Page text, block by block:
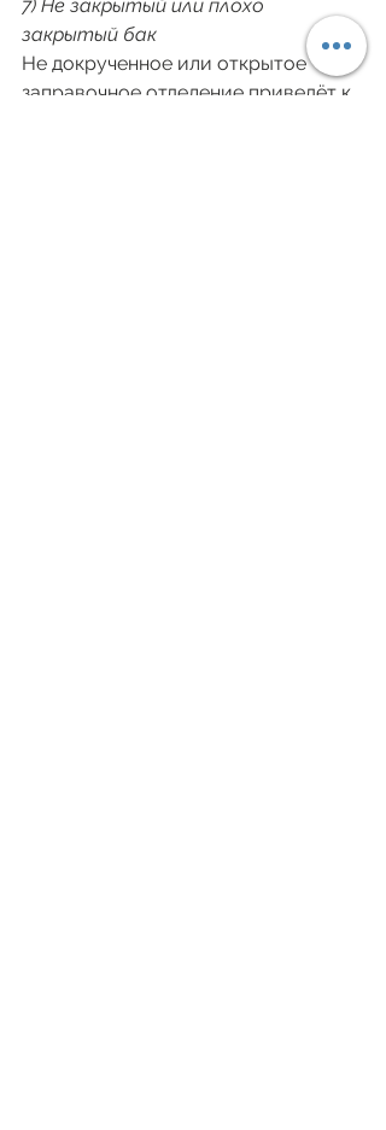
7) Не закрытый или плохо
закрытый бак
Не докрученное или открытое
заправочное отделение приведёт к